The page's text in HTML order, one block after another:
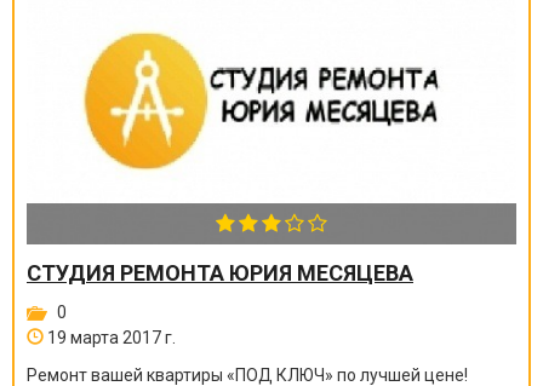
СТУДИЯ РЕМОНТА ЮРИЯ МЕСЯЦЕВА
0
19 марта 2017 г.
Ремонт вашей квартиры «ПОД КЛЮЧ» по лучшей цене!